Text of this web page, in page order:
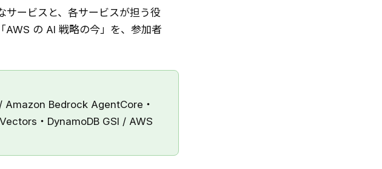
サービスと、各サービスが担う役
AWS の AI 戦略の今」を、参加者
Bedrock AgentCore・
・DynamoDB GSI / AWS